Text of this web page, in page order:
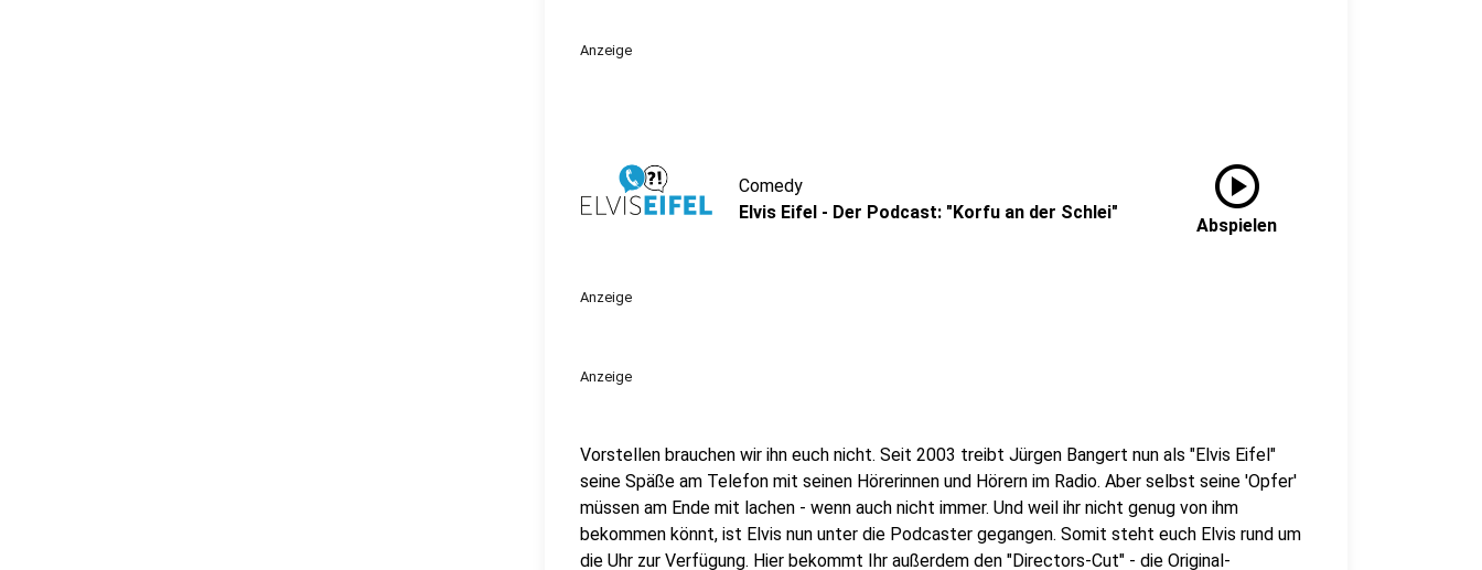
Anzeige
Comedy
Elvis Eifel - Der Podcast: "Korfu an der Schlei"
play_circle
Abspielen
Anzeige
Anzeige
Vorstellen brauchen wir ihn euch nicht. Seit 2003 treibt Jürgen Bangert nun als "Elvis Eifel"
seine Späße am Telefon mit seinen Hörerinnen und Hörern im Radio. Aber selbst seine 'Opfer'
müssen am Ende mit lachen - wenn auch nicht immer. Und weil ihr nicht genug von ihm
bekommen könnt, ist Elvis nun unter die Podcaster gegangen. Somit steht euch Elvis rund um
die Uhr zur Verfügung. Hier bekommt Ihr außerdem den "Directors-Cut" - die Original-